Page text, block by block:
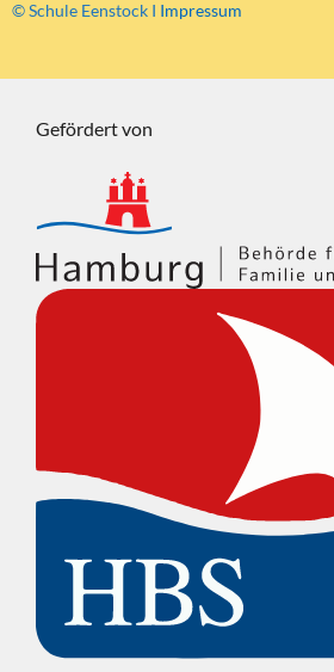
© Schule Eenstock I Impressum
Gefördert von